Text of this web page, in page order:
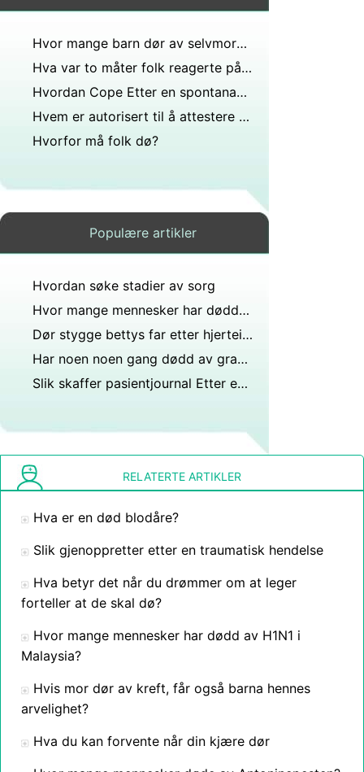
Hvor mange barn dør av selvmord hvert år?
Hva var to måter folk reagerte på spredningen av svartedauden?
Hvordan Cope Etter en spontanabort
Hvem er autorisert til å attestere død?
Hvorfor må folk dø?
Populære artikler
Hvordan søke stadier av sorg
Hvor mange mennesker har dødd av blodpropp?
Dør stygge bettys far etter hjerteinfarkt?
Har noen noen gang dødd av graves sykdom?
Slik skaffer pasientjournal Etter en Death
RELATERTE ARTIKLER
Hva er en død blodåre?
Slik gjenoppretter etter en traumatisk hendelse
Hva betyr det når du drømmer om at leger
forteller at de skal dø?
Hvor mange mennesker har dødd av H1N1 i
Malaysia?
Hvis mor dør av kreft, får også barna hennes
arvelighet?
Hva du kan forvente når din kjære dør